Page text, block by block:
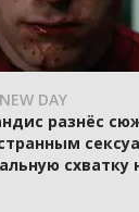
DAY
разнёс
схватку